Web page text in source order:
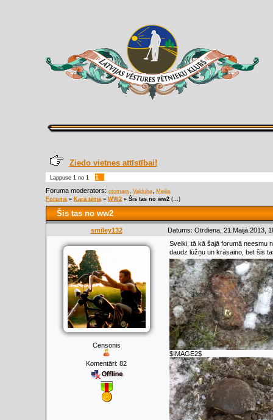
Ziedo vietnes attīstībai!
Lappuse 1 no 1
1
Foruma moderators: otomars Valduha
Meilis
Forums » Kara tēma » WW2 » Šis tas no ww2 (...)
Šis tas no ww2
smiley132 Datums: Otrdiena, 21.Maijā.2013,
Censonis
Komentāri: 82
Sveiki, tā kā šajā forumā neesmu
daudz lūžņu un krāsaino, bet šis
$IMAGE2$